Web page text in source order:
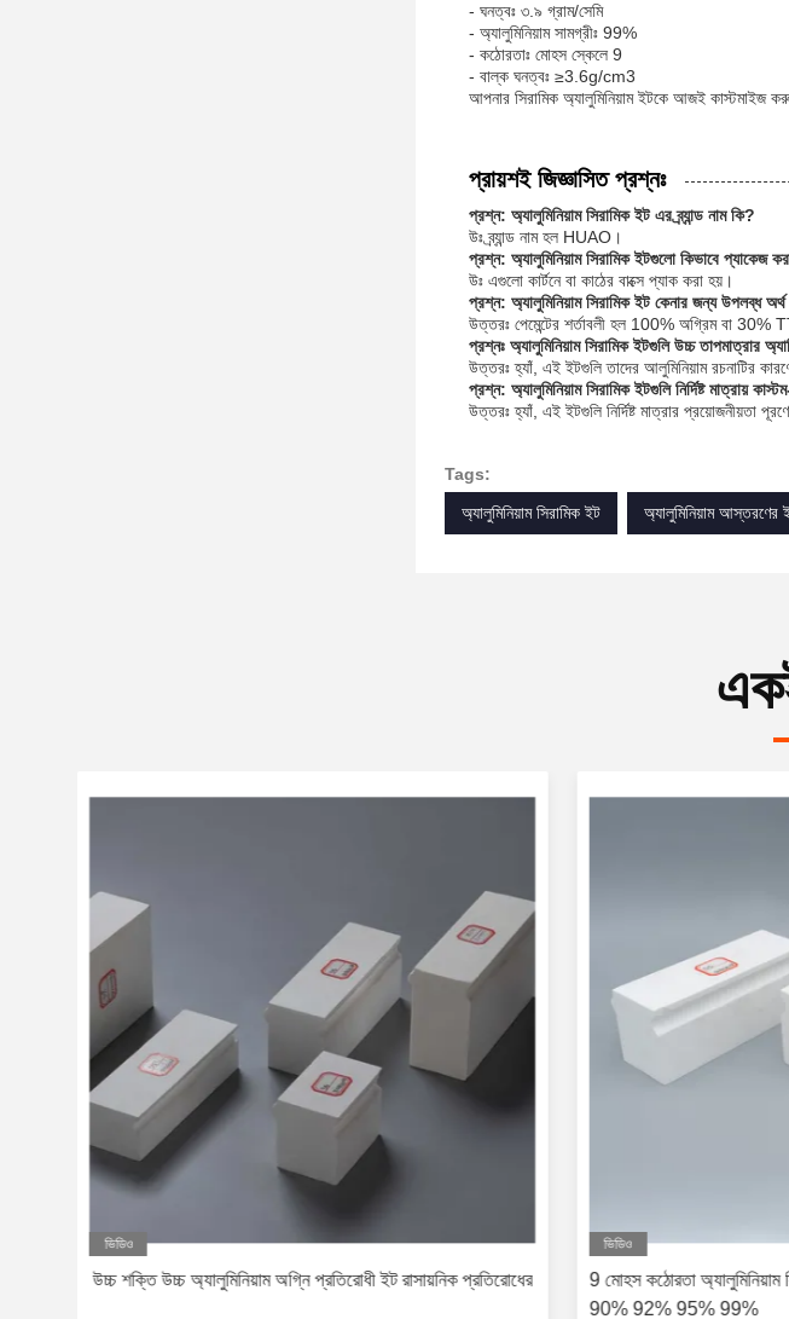
- ঘনত্বঃ ৩.৯ গ্রাম/সেমি
- অ্যালুমিনিয়াম সামগ্রীঃ 99%
- কঠোরতাঃ মোহস স্কেলে 9
- বাল্ক ঘনত্বঃ ≥3.6g/cm3
আপনার সিরামিক অ্যালুমিনিয়াম ইটকে আজই কাস্টমাইজ
প্রায়শই জিজ্ঞাসিত প্রশ্নঃ
প্রশ্ন: অ্যালুমিনিয়াম সিরামিক ইট এর ব্র্যান্ড নাম কি?
উঃ ব্র্যান্ড নাম হল HUAO।
প্রশ্ন: অ্যালুমিনিয়াম সিরামিক ইটগুলো কিভাবে প্যাকেজ
উঃ এগুলো কার্টনে বা কাঠের বাক্সে প্যাক করা হয়।
প্রশ্ন: অ্যালুমিনিয়াম সিরামিক ইট কেনার জন্য উপলব্ধ
উত্তরঃ পেমেন্টের শর্তাবলী হল 100% অগ্রিম বা 30%
প্রশ্নঃ অ্যালুমিনিয়াম সিরামিক ইটগুলি উচ্চ তাপমাত্রার
উত্তরঃ হ্যাঁ, এই ইটগুলি তাদের আলুমিনিয়াম রচনাটির
প্রশ্ন: অ্যালুমিনিয়াম সিরামিক ইটগুলি নির্দিষ্ট মাত্রায়
উত্তরঃ হ্যাঁ, এই ইটগুলি নির্দিষ্ট মাত্রার প্রয়োজনীয়তা
Tags:
অ্যালুমিনিয়াম সিরামিক ইট
অ্যালুমিনিয়াম আস্তরণের
ভিডিও
উচ্চ শক্তি উচ্চ অ্যালুমিনিয়াম অগ্নি প্রতিরোধী ইট রাসায়নিক প্রতিরোধের
ভিডিও
9 মোহস কঠোরতা অ্যালুমিনিয়াম
90% 92% 95% 99%